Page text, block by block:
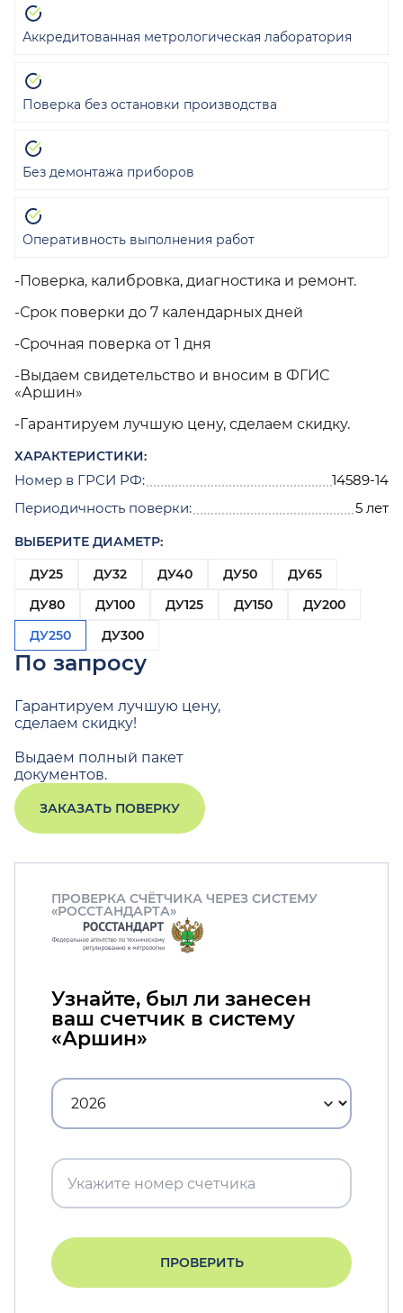
-Поверка, калибровка, диагностика и ремонт.
-Срок поверки до 7 календарных дней
-Срочная поверка от 1 дня
-Выдаем свидетельство и вносим в ФГИС
«Аршин»
-Гарантируем лучшую цену, сделаем скидку.
ХАРАКТЕРИСТИКИ:
Номер в ГРСИ РФ:
14589-14
Периодичность поверки:
5 лет
ВЫБЕРИТЕ ДИАМЕТР:
ДУ25
ДУ32 ДУ40 ДУ50
ДУ65
ДУ80
ДУ100 ДУ125 ДУ150
ДУ200
ДУ250
ДУ300
По запросу
Гарантируем лучшую цену,
сделаем скидку!
Выдаем полный пакет
документов.
ЗАКАЗАТЬ ПОВЕРКУ
Аккредитованная метрологическая лаборатория
Поверка без остановки производства
Без демонтажа приборов
Оперативность выполнения работ
ПРОВЕРКА СЧЁТЧИКА ЧЕРЕЗ СИСТЕМУ
«РОССТАНДАРТА»
Узнайте, был ли занесен
ваш счетчик в систему
«Аршин»
ПРОВЕРИТЬ